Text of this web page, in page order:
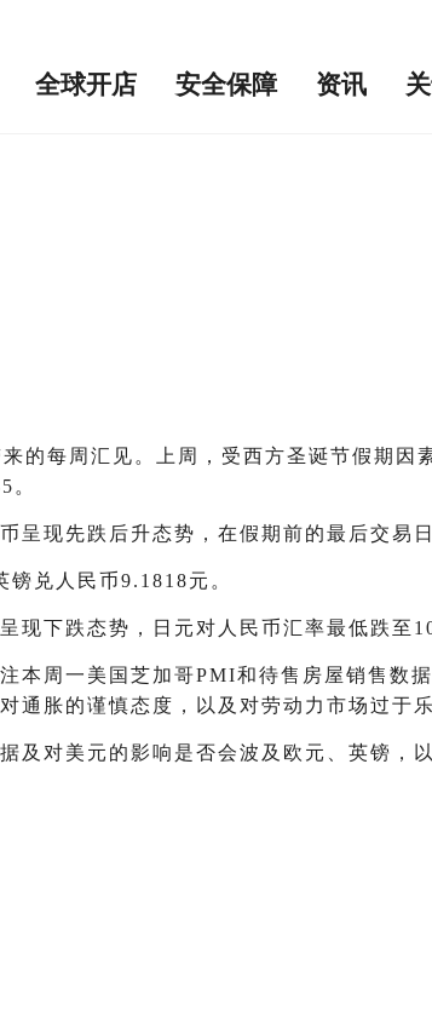
全球开店 安全保障 资讯
的每周汇见。上周，受西方圣诞节假期因
。
现先跌后升态势，在假期前的最后交易
兑人民币9.1818元。
现下跌态势，日元对人民币汇率最低跌至
本周一美国芝加哥PMI和待售房屋销售数
胀的谨慎态度，以及对劳动力市场过于
对美元的影响是否会波及欧元、英镑，